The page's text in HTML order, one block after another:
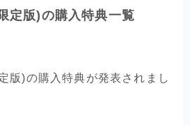
定版)の購入特典一覧
版)の購入特典が発表されまし